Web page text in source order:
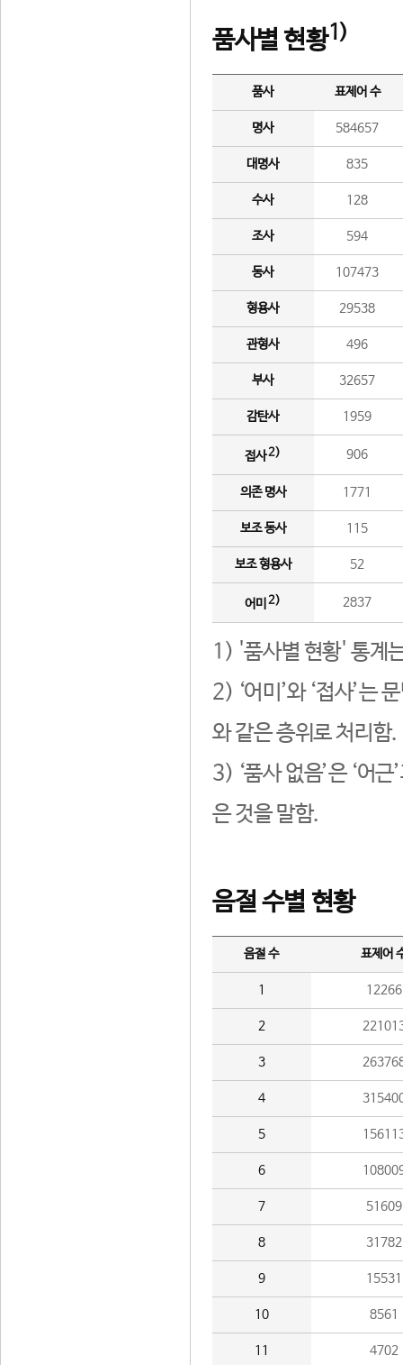
품사별 현황1)
품사 표제어 수
명사 584657
대명사 835
수사 128
조사 594
동사 107473
형용사 29538
관형사 496
부사 32657
감탄사 1959
접사2) 906
의존 명사 1771
보조 동사 115
보조 형용사 52
어미 2) 2837
1) '품사별 현황' 통계
2) ‘어미’와 ‘접사’는
와 같은 층위로 처리함.
3) ‘품사 없음’은 ‘어
은 것을 말함.
음절 수별 현황
음절 수 표제어
1 12266
2
3
4
5
6
7 51609
8 31782
9 15531
10 8561
11 4702